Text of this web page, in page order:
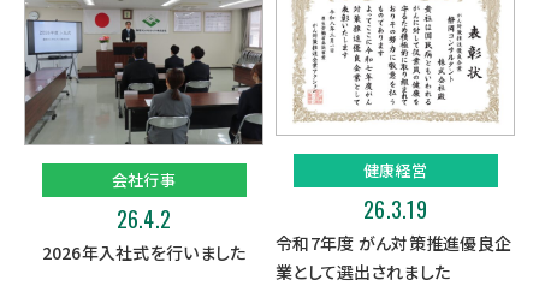
会社行事
26.4.2
2026年入社式を行いました
健康経営
26.3.19
令和7年度 がん対策推進優良企
業として選出されました